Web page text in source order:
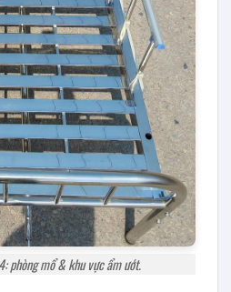
phòng mổ & khu vực ẩm ướt.